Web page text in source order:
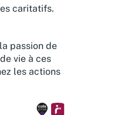
caritatifs.
passion de
vie à ces
les actions